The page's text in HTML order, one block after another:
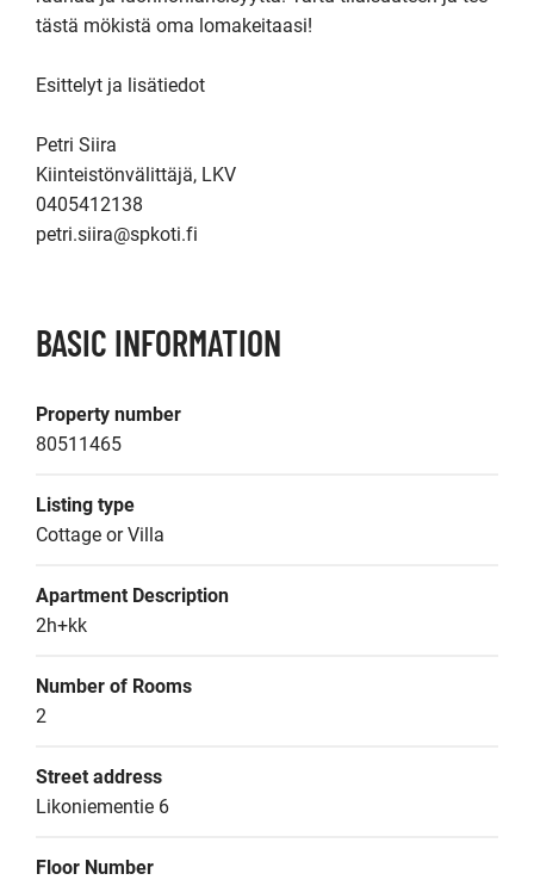
tästä mökistä oma lomakeitaasi!
Esittelyt ja lisätiedot
Petri Siira
Kiinteistönvälittäjä, LKV
0405412138
petri.siira@spkoti.fi
BASIC INFORMATION
Property number
80511465
Listing type
Cottage or Villa
Apartment Description
2h+kk
Number of Rooms
2
Street address
Likoniementie 6
Floor Number